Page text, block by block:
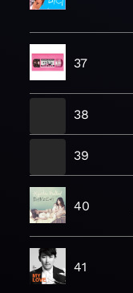
37
38
39
40
41